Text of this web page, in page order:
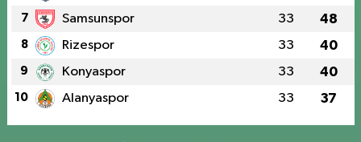
7 Samsunspor 33 48
8 Rizespor 33 40
9 Konyaspor 33 40
10 Alanyaspor 33 37